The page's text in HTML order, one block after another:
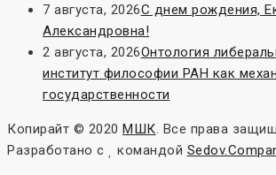
7 августа, 2026С днем рождения,
Александровна!
2 августа, 2026Онтология
институт философии РАН как
государственности
Копирайт © 2020 МШК. Все права
Разработано с
командой